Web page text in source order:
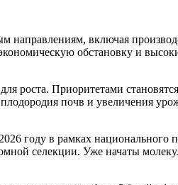
направлениям, включая
обстановку и
роста. Приоритетами
почв и увеличения
году в рамках национального
селекции. Уже начаты